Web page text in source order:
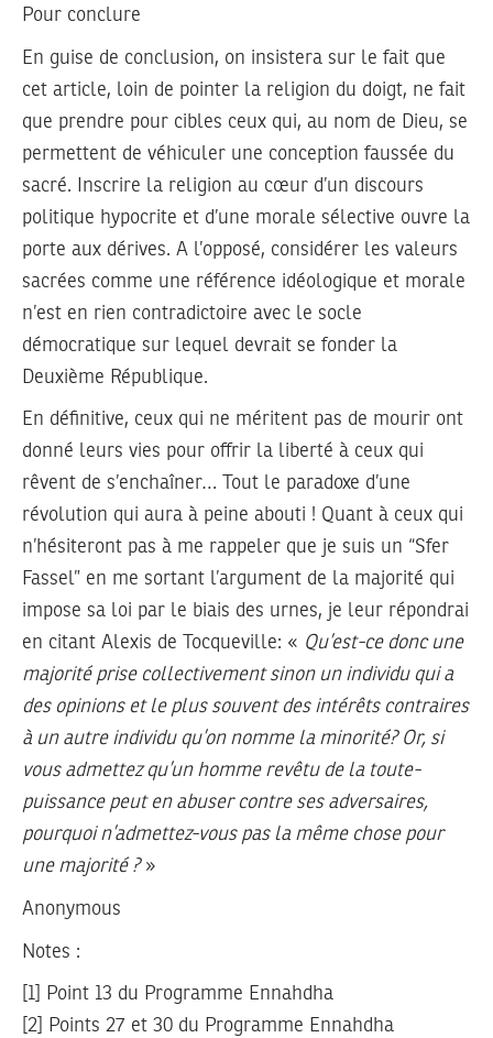
Pour conclure
En guise de conclusion, on insistera sur le fait que
cet article, loin de pointer la religion du doigt, ne fait
que prendre pour cibles ceux qui, au nom de Dieu, se
permettent de véhiculer une conception faussée du
sacré. Inscrire la religion au cœur d’un discours
politique hypocrite et d’une morale sélective ouvre la
porte aux dérives. A l’opposé, considérer les valeurs
sacrées comme une référence idéologique et morale
n’est en rien contradictoire avec le socle
démocratique sur lequel devrait se fonder la
Deuxième République.
En définitive, ceux qui ne méritent pas de mourir ont
donné leurs vies pour offrir la liberté à ceux qui
rêvent de s’enchaîner… Tout le paradoxe d’une
révolution qui aura à peine abouti ! Quant à ceux qui
n’hésiteront pas à me rappeler que je suis un “Sfer
Fassel” en me sortant l’argument de la majorité qui
impose sa loi par le biais des urnes, je leur répondrai
en citant Alexis de Tocqueville: « Qu’est-ce donc une
majorité prise collectivement sinon un individu qui a
des opinions et le plus souvent des intérêts contraires
à un autre individu qu’on nomme la minorité? Or, si
vous admettez qu’un homme revêtu de la toute-
puissance peut en abuser contre ses adversaires,
pourquoi n’admettez-vous pas la même chose pour
une majorité ?»
Anonymous
Notes :
[1] Point 13 du Programme Ennahdha
[2] Points 27 et 30 du Programme Ennahdha